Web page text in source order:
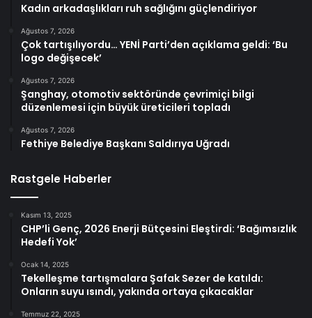
Kadın arkadaşlıkları ruh sağlığını güçlendiriyor
Ağustos 7, 2026
Çok tartışılıyordu… YENİ Parti’den açıklama geldi: ‘Bu
logo değişecek’
Ağustos 7, 2026
Şanghay, otomotiv sektöründe çevrimiçi bilgi
düzenlemesi için büyük üreticileri topladı
Ağustos 7, 2026
Fethiye Belediye Başkanı Saldırıya Uğradı
Rastgele Haberler
Kasım 13, 2025
CHP’li Genç, 2026 Enerji Bütçesini Eleştirdi: ‘Bağımsızlık
Hedefi Yok’
Ocak 14, 2025
Tekelleşme tartışmalara Şafak Sezer de katıldı:
Onların suyu ısındı, yakında ortaya çıkacaklar
Temmuz 22, 2025